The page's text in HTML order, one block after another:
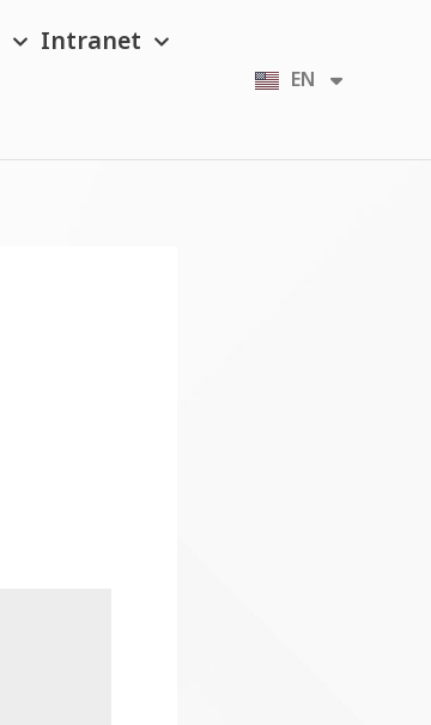
Intranet
EN
TH